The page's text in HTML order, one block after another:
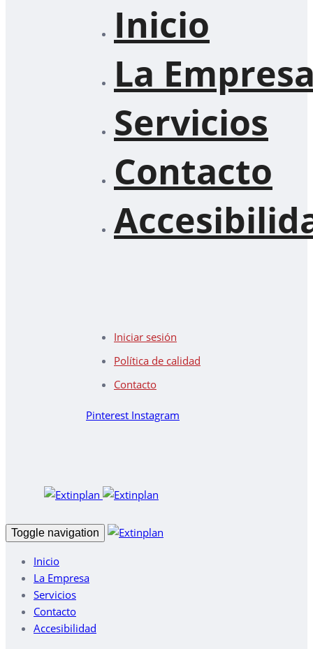
Inicio
La
Servicios
Contacto
Iniciar sesión
Política de calidad
Contacto
Pinterest Instagram
Toggle navigation
Inicio
La Empresa
Servicios
Contacto
Accesibilidad